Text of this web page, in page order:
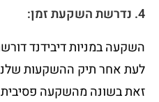
4. נדרשת השקעת זמן:
השקעה במניות דיבידנד
לעת אחר תיק ההשקעות
זאת בשונה מהשקעה פסיבית